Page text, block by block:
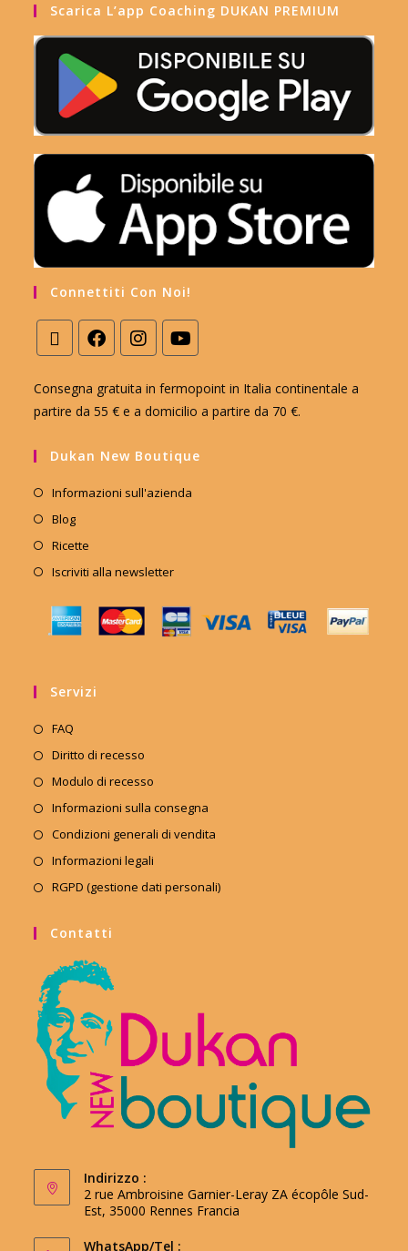
Scarica L’app Coaching DUKAN PREMIUM
Connettiti Con Noi!
Consegna gratuita in fermopoint in Italia continentale a
partire da 55 € e a domicilio a partire da 70 €.
Dukan New Boutique
Informazioni sull'azienda
Blog
Ricette
Iscriviti alla newsletter
Servizi
FAQ
Diritto di recesso
Modulo di recesso
Informazioni sulla consegna
Condizioni generali di vendita
Informazioni legali
RGPD (gestione dati personali)
Contatti
Indirizzo :
2 rue Ambroisine Garnier-Leray ZA écopôle Sud-
Est, 35000 Rennes Francia
WhatsApp/Tel :